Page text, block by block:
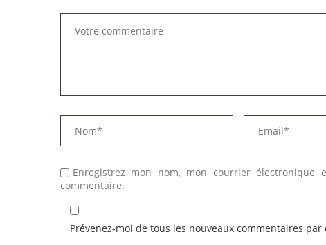
Enregistrez mon nom, mon courrier
commentaire.
Prévenez-moi de tous les nouveaux commentaires par